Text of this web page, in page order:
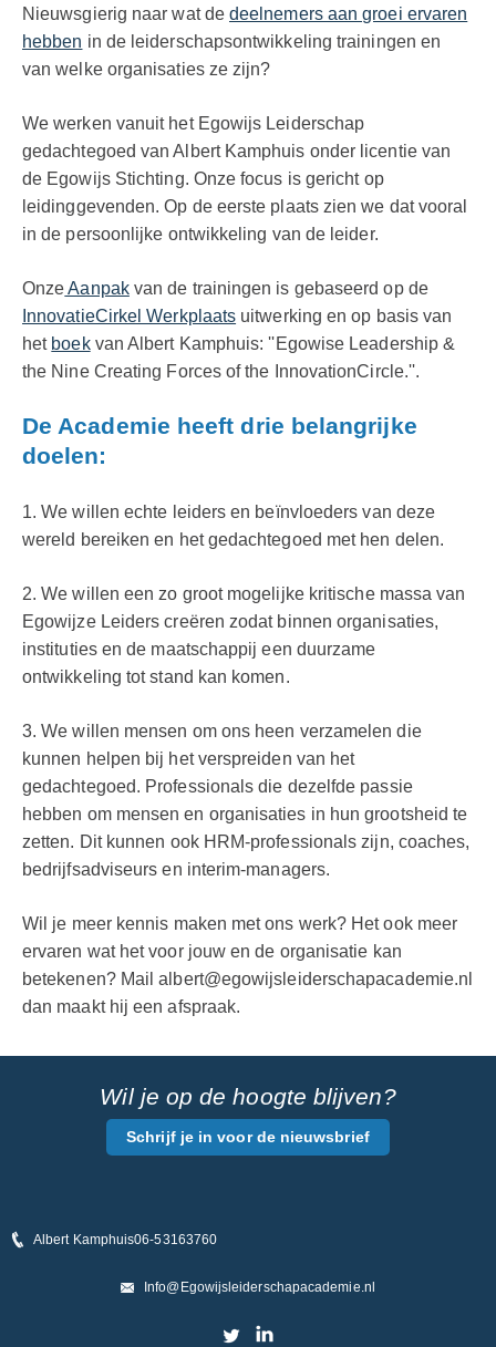
Nieuwsgierig naar wat dedeelnemers aan groei ervaren
hebben in de leiderschapsontwikkeling trainingen en
van welke organisaties ze zijn?
We werken vanuit het Egowijs Leiderschap
gedachtegoed van Albert Kamphuis onder licentie van
de Egowijs Stichting. Onze focus is gericht op
leidinggevenden. Op de eerste plaats zien we dat vooral
in de persoonlijke ontwikkeling van de leider.
OnzeAanpakvan de trainingen is gebaseerd op de
InnovatieCirkel Werkplaats uitwerking en op basis van
het boekvan Albert Kamphuis: ''Egowise Leadership &
the Nine Creating Forces of the InnovationCircle.''.
De Academie heeft drie belangrijke
doelen:
1. We willen echte leiders en beïnvloeders van deze
wereld bereiken en het gedachtegoed met hen delen.
2. We willen een zo groot mogelijke kritische massa van
Egowijze Leiders creëren zodat binnen organisaties,
instituties en de maatschappij een duurzame
ontwikkeling tot stand kan komen.
3. We willen mensen om ons heen verzamelen die
kunnen helpen bij het verspreiden van het
gedachtegoed. Professionals die dezelfde passie
hebben om mensen en organisaties in hun grootsheid te
zetten. Dit kunnen ook HRM-professionals zijn, coaches,
bedrijfsadviseurs en interim-managers.
Wil je meer kennis maken met ons werk? Het ook meer
ervaren wat het voor jouw en de organisatie kan
betekenen? Mail albert@egowijsleiderschapacademie.nl
dan maakt hij een afspraak.
Wil je op de hoogte blijven?
Schrijf je in voor de nieuwsbrief
Albert Kamphuis06-53163760
Info@Egowijsleiderschapacademie.nl